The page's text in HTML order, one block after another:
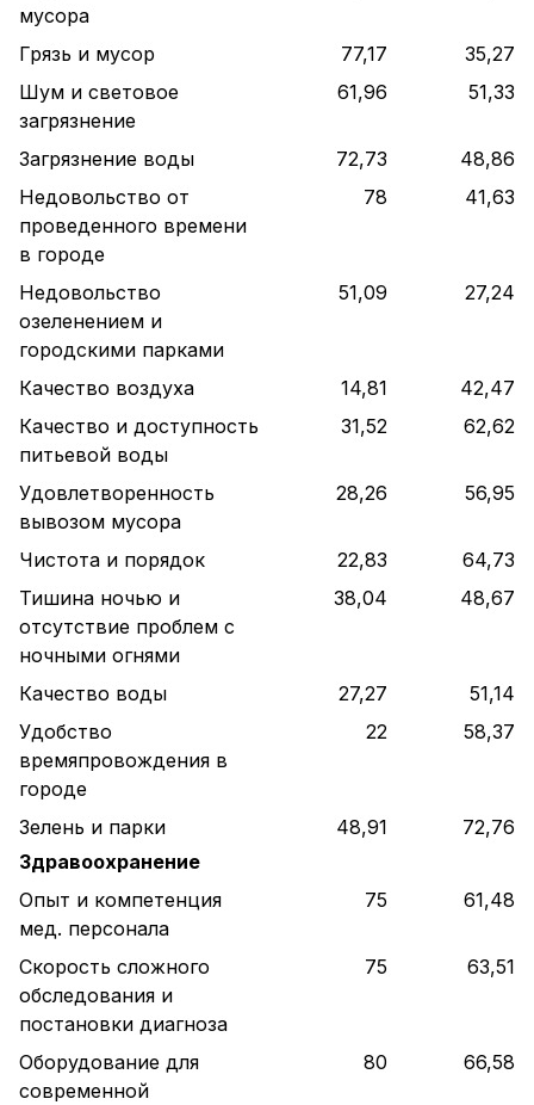
мусора
Грязь и мусор 77,17
35,27
Шум и световое
загрязнение
61,96 51,33
Загрязнение воды 72,73
48,86
Недовольство от
проведенного времени
в городе
78 41,63
Недовольство
озеленением и
городскими парками
51,09 27,24
Качество воздуха 14,81
42,47
Качество и доступность
питьевой воды
31,52 62,62
Удовлетворенность
вывозом мусора
28,26 56,95
Чистота и порядок 22,83
64,73
Тишина ночью и
отсутствие проблем с
ночными огнями
38,04 48,67
Качество воды 27,27
51,14
Удобство
времяпровождения в
городе
22 58,37
Зелень и парки 48,91
72,76
Здравоохранение
Опыт и компетенция
мед. персонала
75 61,48
Скорость сложного
обследования и
постановки диагноза
75 63,51
Оборудование для
современной
80 66,58